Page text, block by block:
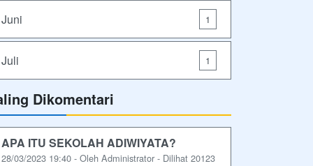
Juni 1
Juli 1
Dikomentari
APA ITU SEKOLAH ADIWIYATA?
28/03/2023 19:40 - Oleh Administrator - Dilihat 20123